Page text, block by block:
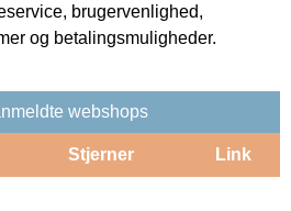
brugervenlighed,
og betalingsmuligheder.
webshops
Stjerner Link